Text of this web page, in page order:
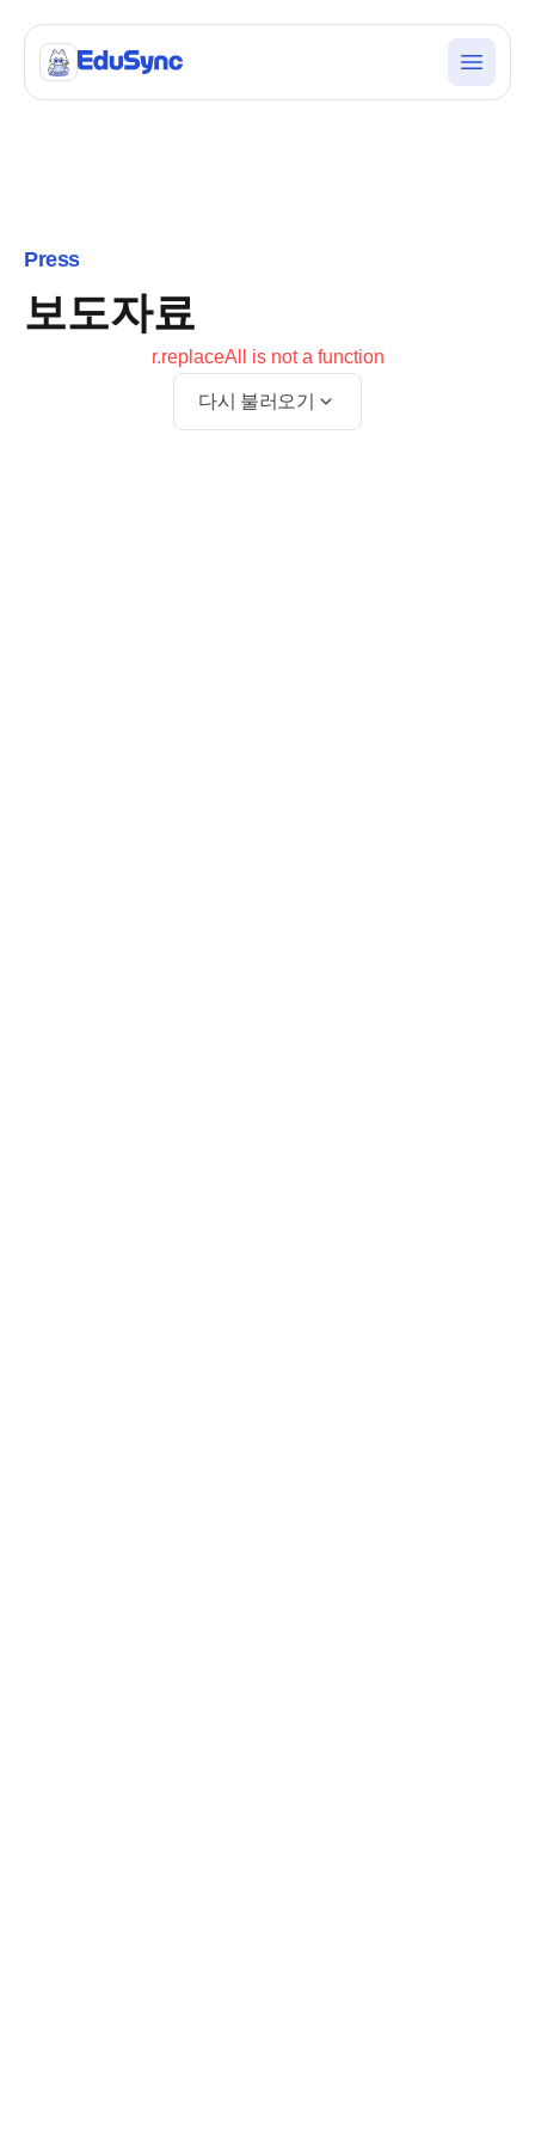
Press
보도자료
r.replaceAll is not a function
다시 불러오기